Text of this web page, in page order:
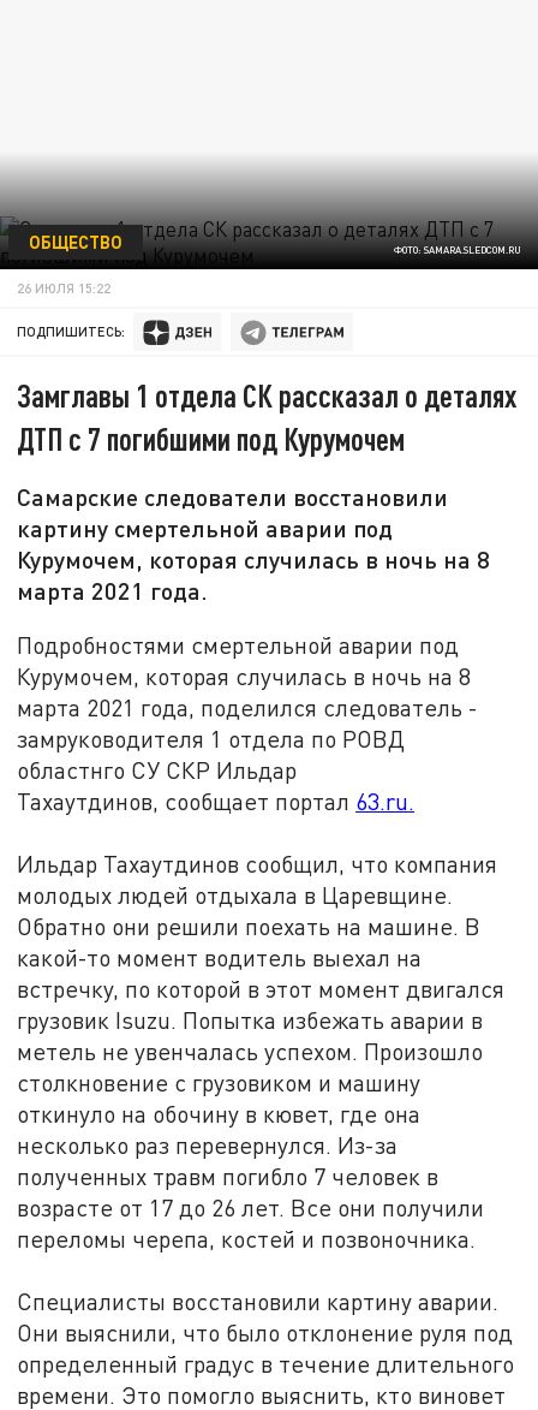
ФОТО: SAMARA.SLEDCOM.RU
ОБЩЕСТВО
26 ИЮЛЯ 15:22
ПОДПИШИТЕСЬ:
Замглавы 1 отдела СК рассказал о деталях
ДТП с 7 погибшими под Курумочем
Самарские следователи восстановили
картину смертельной аварии под
Курумочем, которая случилась в ночь на 8
марта 2021 года.
Подробностями смертельной аварии под
Курумочем, которая случилась в ночь на 8
марта 2021 года, поделился следователь -
замруководителя 1 отдела по РОВД
областнго СУ СКР Ильдар
Тахаутдинов, сообщает портал 63.ru.
Ильдар Тахаутдинов сообщил, что компания
молодых людей отдыхала в Царевщине.
Обратно они решили поехать на машине. В
какой-то момент водитель выехал на
встречку, по которой в этот момент двигался
грузовик Isuzu. Попытка избежать аварии в
метель не увенчалась успехом. Произошло
столкновение с грузовиком и машину
откинуло на обочину в кювет, где она
несколько раз перевернулся. Из-за
полученных травм погибло 7 человек в
возрасте от 17 до 26 лет. Все они получили
переломы черепа, костей и позвоночника.
Специалисты восстановили картину аварии.
Они выяснили, что было отклонение руля под
определенный градус в течение длительного
времени. Это помогло выяснить, кто виновет